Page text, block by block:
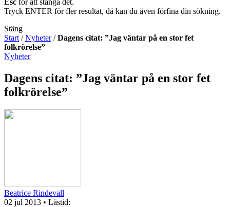
Esc för att stänga det.
Tryck ENTER för fler resultat, då kan du även förfina din sökning.
Stäng
Start /Nyheter/Dagens citat: ”Jag väntar på en stor fet
folkrörelse”
Nyheter
Dagens citat: ”Jag väntar på en stor fet
folkrörelse”
Beatrice Rindevall
02 jul 2013 • Lästid: